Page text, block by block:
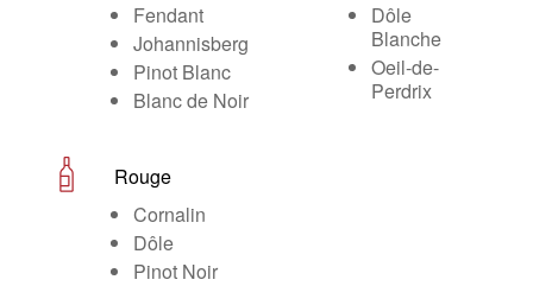
Fendant
Johannisberg
Pinot Blanc
Blanc de Noir
Dôle
Blanche
Oeil-de-
Perdrix
Rouge
Cornalin
Dôle
Pinot Noir